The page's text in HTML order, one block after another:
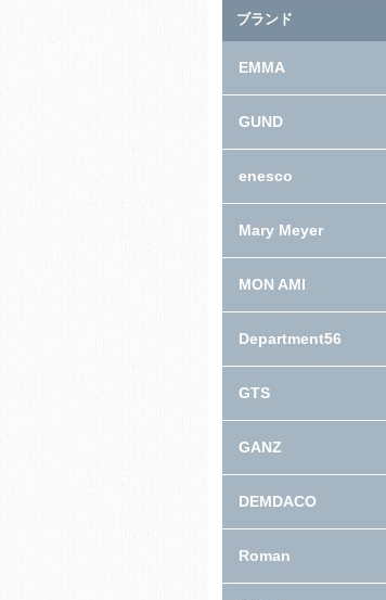
ブランド
EMMA
GUND
enesco
Mary Meyer
MON AMI
Department56
GTS
GANZ
DEMDACO
Roman